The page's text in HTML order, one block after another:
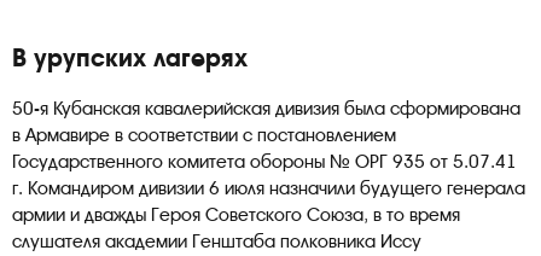
В урупских лагерях
50-я Кубанская кавалерийская дивизия была сформирована
в Армавире в соответствии с постановлением
Государственного комитета обороны № ОРГ 935 от 5.07.41
г. Командиром дивизии 6 июля назначили будущего генерала
армии и дважды Героя Советского Союза, в то время
слушателя академии Генштаба полковника Иссу